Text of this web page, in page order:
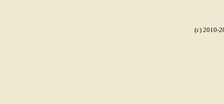
(c) 2010-